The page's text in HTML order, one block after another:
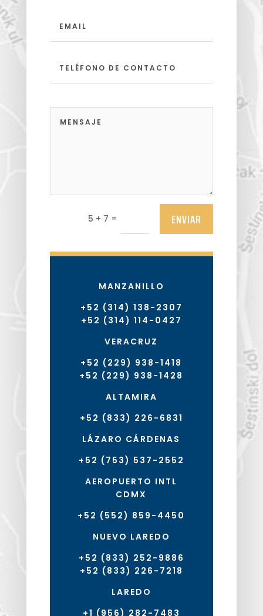
5 + 7 = ENVIAR
MANZANILLO
+52 (314) 138-2307
+52 (314) 114-0427
VERACRUZ
+52 (229) 938-1418
+52 (229) 938-1428
ALTAMIRA
+52 (833) 226-6831
LÁZARO CÁRDENAS
+52 (753) 537-2552
AEROPUERTO INTL
CDMX
+52 (552) 859-4450
NUEVO LAREDO
+52 (833) 252-9886
+52 (833) 226-7218
LAREDO
+1 (956) 282-7483